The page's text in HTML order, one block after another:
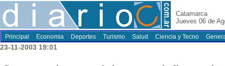
Catamarca
Jueves 06 de
Principal Economia Deportes Turismo Salud Ciencia y Tecno
23-11-2003 19:01